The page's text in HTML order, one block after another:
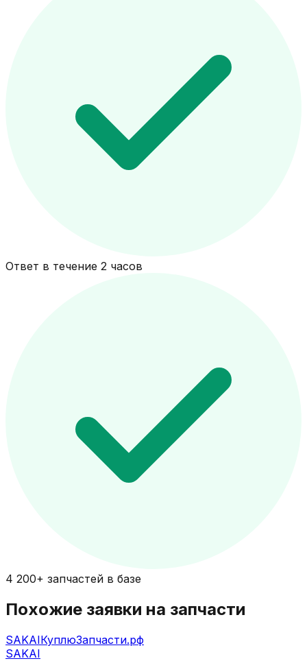
Ответ в течение 2 часов
4 200+ запчастей в базе
Похожие заявки на запчасти
SAKAIКуплюЗапчасти.рф
SAKAI